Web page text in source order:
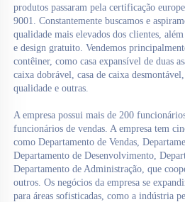
produtos passaram pela certificação
9001. Constantemente buscamos e
qualidade mais elevados dos clientes,
e design gratuito. Vendemos
contêiner, como casa expansível de duas
caixa dobrável, casa de caixa
qualidade e outras.
A empresa possui mais de 200
funcionários de vendas. A empresa tem
como Departamento de Vendas,
Departamento de Desenvolvimento,
Departamento de Administração, que
outros. Os negócios da empresa se
para áreas sofisticadas, como a indústria